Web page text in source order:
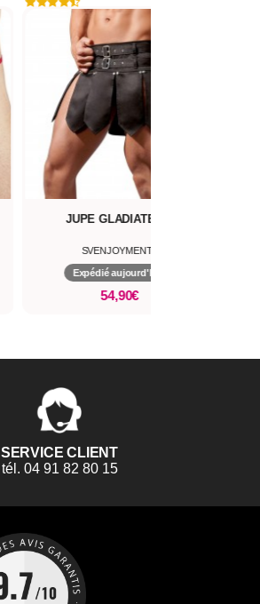
SLIP OUVERT HOMME
SVENJOYMENT
Expédié aujourd'hui*
24,90€
SERVICE CLIENT
tél. 04 91 82 80 15